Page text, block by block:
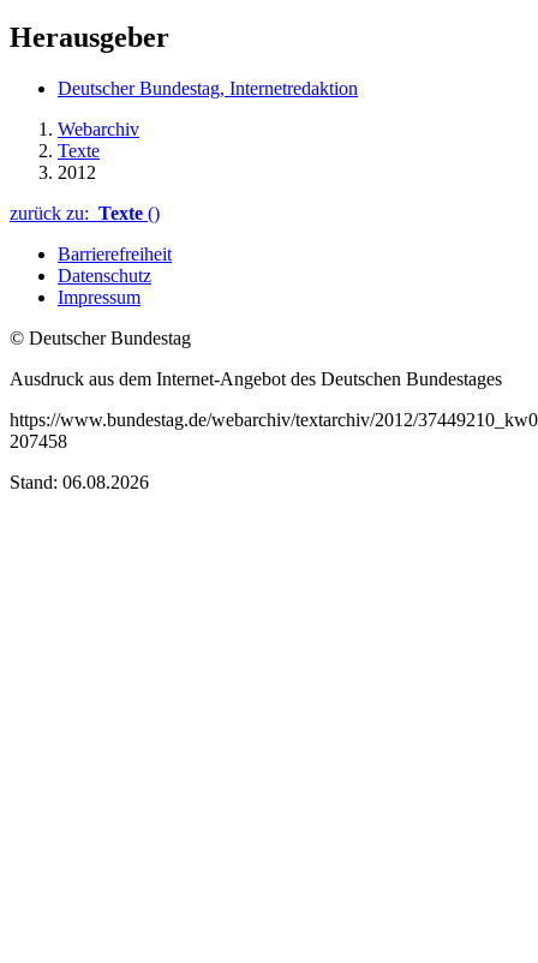
Herausgeber
Deutscher Bundestag, Internetredaktion
Webarchiv
Texte
2012
zurück zu: Texte ()
Barrierefreiheit
Datenschutz
Impressum
© Deutscher Bundestag
Ausdruck aus dem Internet-Angebot des Deutschen Bundestages
https://www.bundestag.de/webarchiv/textarchiv/2012/
207458
Stand: 06.08.2026